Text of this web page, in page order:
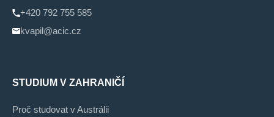
+420 792 755 585
kvapil@acic.cz
STUDIUM V ZAHRANIČÍ
Proč studovat v Austrálii